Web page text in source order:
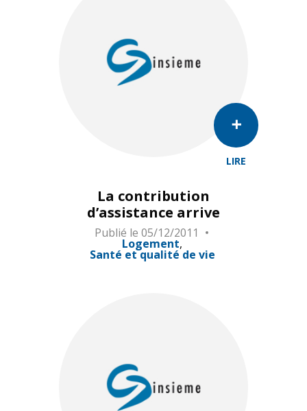
LIRE
La contribution
d’assistance arrive
Publié le 05/12/2011
Logement
Santé et qualité de vie